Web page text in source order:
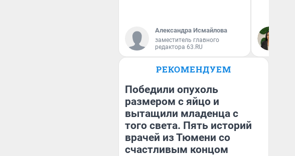
Александра Исмайлова
заместитель главного
редактора 63.RU
РЕКОМЕНДУЕМ
Победили опухоль
размером с яйцо и
вытащили младенца с
того света. Пять историй
врачей из Тюмени со
счастливым концом